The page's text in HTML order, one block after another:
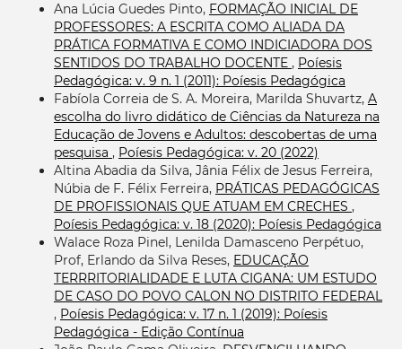
Ana Lúcia Guedes Pinto, FORMAÇÃO INICIAL DE
PROFESSORES: A ESCRITA COMO ALIADA DA
PRÁTICA FORMATIVA E COMO INDICIADORA DOS
SENTIDOS DO TRABALHO DOCENTE , Poíesis
Pedagógica: v. 9 n. 1 (2011): Poíesis Pedagógica
Fabíola Correia de S. A. Moreira, Marilda Shuvartz, A
escolha do livro didático de Ciências da Natureza na
Educação de Jovens e Adultos: descobertas de uma
pesquisa , Poíesis Pedagógica: v. 20 (2022)
Altina Abadia da Silva, Jânia Félix de Jesus Ferreira,
Núbia de F. Félix Ferreira, PRÁTICAS PEDAGÓGICAS
DE PROFISSIONAIS QUE ATUAM EM CRECHES ,
Poíesis Pedagógica: v. 18 (2020): Poíesis Pedagógica
Walace Roza Pinel, Lenilda Damasceno Perpétuo,
Prof, Erlando da Silva Reses, EDUCAÇÃO
TERRRITORIALIDADE E LUTA CIGANA: UM ESTUDO
DE CASO DO POVO CALON NO DISTRITO FEDERAL
, Poíesis Pedagógica: v. 17 n. 1 (2019): Poíesis
Pedagógica - Edição Contínua